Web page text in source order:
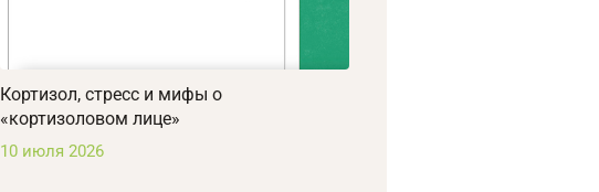
Кортизол, стресс и мифы о
«кортизоловом лице»
10 июля 2026